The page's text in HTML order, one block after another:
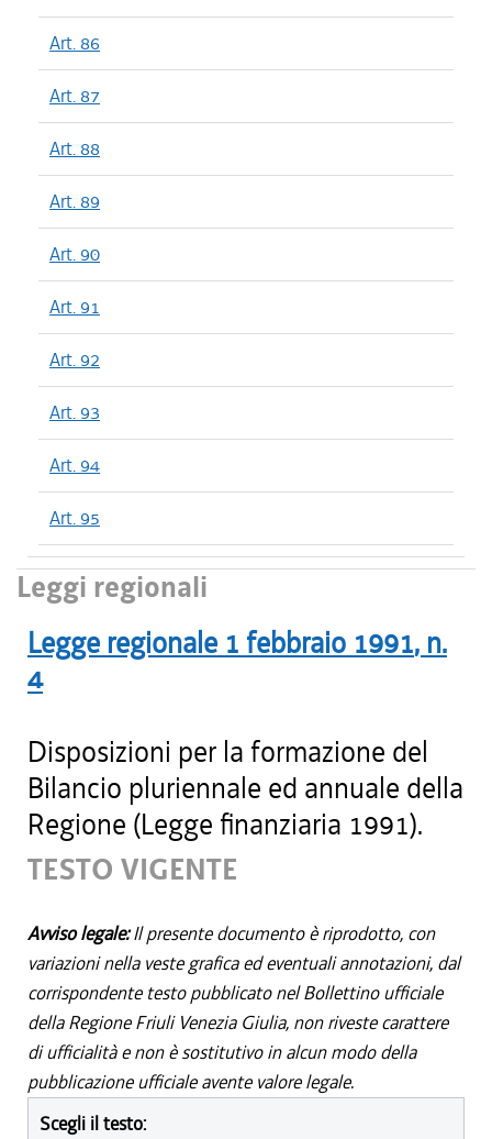
Art. 86
Art. 87
Art. 88
Art. 89
Art. 90
Art. 91
Art. 92
Art. 93
Art. 94
Art. 95
Leggi regionali
Legge regionale 1 febbraio 1991, n.
4
Disposizioni per la formazione del
Bilancio pluriennale ed annuale della
Regione (Legge finanziaria 1991).
TESTO VIGENTE
Avviso legale:Il presente documento è riprodotto, con
variazioni nella veste grafica ed eventuali annotazioni, dal
corrispondente testo pubblicato nel Bollettino ufficiale
della Regione Friuli Venezia Giulia, non riveste carattere
di ufficialità e non è sostitutivo in alcun modo della
pubblicazione ufficiale avente valore legale.
Scegli il testo: